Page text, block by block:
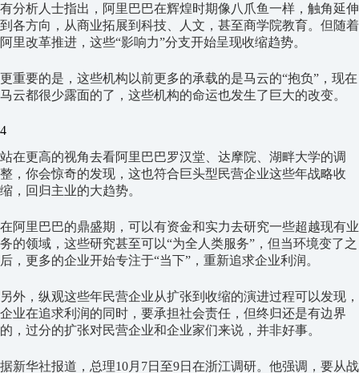
有分析人士指出，阿里巴巴在辉煌时期像八爪鱼一样，触角延伸
到各方向，从商业拓展到科技、人文，甚至商学院教育。但随着
阿里改革推进，这些“影响力”分支开始呈现收缩趋势。
更重要的是，这些机构以前更多的承载的是马云的“抱负”，现在
马云都很少露面的了，这些机构的命运也发生了巨大的改变。
4
站在更高的视角去看阿里巴巴罗汉堂、达摩院、湖畔大学的调
整，你会惊奇的发现，这也符合巨头型民营企业这些年战略收
缩，回归主业的大趋势。
在阿里巴巴的鼎盛期，可以有资金和实力去研究一些超越现有业
务的领域，这些研究甚至可以“为全人类服务”，但当环境变了之
后，更多的企业开始专注于“当下”，重新追求企业利润。
另外，纵观这些年民营企业从扩张到收缩的演进过程可以发现，
企业在追求利润的同时，要承担社会责任，但终归还是有边界
的，过分的扩张对民营企业和企业家们来说，并非好事。
据新华社报道，总理10月7日至9日在浙江调研。他强调，要从战